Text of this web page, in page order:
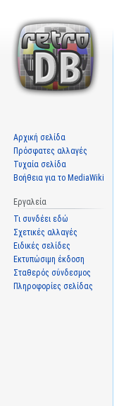
Αρχική σελίδα
Πρόσφατες αλλαγές
Τυχαία σελίδα
Βοήθεια για το MediaWiki
Εργαλεία
Τι συνδέει εδώ
Σχετικές αλλαγές
Ειδικές σελίδες
Εκτυπώσιμη έκδοση
Σταθερός σύνδεσμος
Πληροφορίες σελίδας